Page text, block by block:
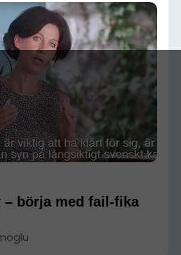
börja med fail-fika